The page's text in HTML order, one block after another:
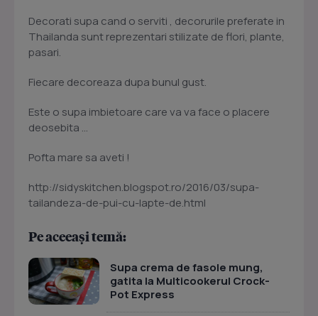
Decorati supa cand o serviti , decorurile preferate in
Thailanda sunt reprezentari stilizate de flori, plante,
pasari.
Fiecare decoreaza dupa bunul gust.
Este o supa imbietoare care va va face o placere
deosebita ...
Pofta mare sa aveti !
http://sidyskitchen.blogspot.ro/2016/03/supa-
tailandeza-de-pui-cu-lapte-de.html
Pe aceeași temă:
Supa crema de fasole mung,
gatita la Multicookerul Crock-
Pot Express